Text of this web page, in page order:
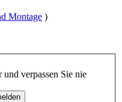
Montage )
verpassen Sie nie